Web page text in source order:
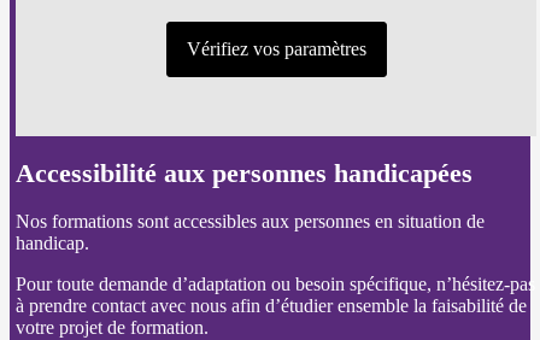
Vérifiez vos paramètres
Accessibilité aux personnes handicapées
Nos formations sont accessibles aux personnes en situation de
handicap.
Pour toute demande d’adaptation ou besoin spécifique, n’hésitez-pas
à prendre contact avec nous afin d’étudier ensemble la faisabilité de
votre projet de formation.